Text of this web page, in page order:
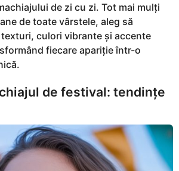
de zi cu zi. Tot mai mulți
de toate vârstele, aleg să
culori vibrante și accente
fiecare apariție într-o
de festival: tendințe